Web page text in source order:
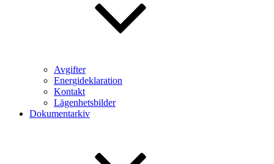
Avgifter
Energideklaration
Kontakt
Lägenhetsbilder
Dokumentarkiv